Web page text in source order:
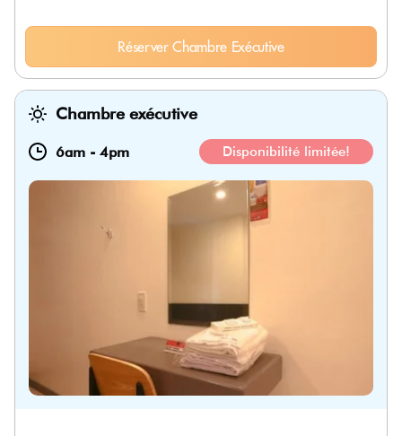
Réserver Chambre Exécutive
Chambre exécutive
6am - 4pm Disponibilité limitée!